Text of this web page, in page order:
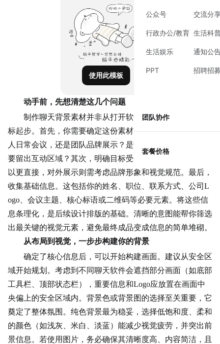
公众号
行政办公/教育
生活娱乐
PPT
交流分
生活科
通知公
招聘招
团队协作
套餐价格
使用此模板
动手前，先想清楚这几个问题
制作聊天背景素材并非从打开软件开始，而是从明确目
标起步。首先，你需要确定这份素材的核心用途：是用于个
人日常会议，还是团队品牌展示？是静态信息展示，还是需
要留出互动区域？其次，明确目标受众。对内沟通的素材可
以更直接，对外展示则需考虑品牌形象和视觉规范。最后，
收集基础信息。这包括你的姓名、职位、 联系方式 、公司L
ogo、会议主题、核心标语或二维码等必要元素。将这些信
息条理化，是后续设计排版的基础。清晰的意图能帮你筛选
出最关键的视觉元素，避免最终成品变成信息的简单堆砌。
从布局到视觉，一步步构建你的背景
确定了核心信息后，可以开始构建画面。建议从安全区
域开始规划。考虑到不同聊天软件会遮挡部分画面（如底部
工具栏、顶部状态栏），重要信息和Logo应放置在画面中
央偏上的安全区域内。背景色或背景图的选择至关重要，它
奠定了整体氛围。纯色背景最为稳妥，选择低饱和度、柔和
的颜色（如浅灰、米白、淡蓝）能减少视觉疲劳，并突出前
景信息。若使用图片，务必确保其清晰度高、内容简洁，且